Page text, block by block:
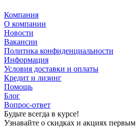
Компания
О компании
Новости
Вакансии
Политика конфиденциальности
Информация
Условия доставки и оплаты
Кредит и лизинг
Помощь
Блог
Вопрос-ответ
Будьте всегда в курсе!
Узнавайте о скидках и акциях первым